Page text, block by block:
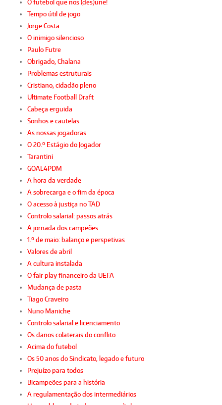
O futebol que nos (des)une!
Tempo útil de jogo
Jorge Costa
O inimigo silencioso
Paulo Futre
Obrigado, Chalana
Problemas estruturais
Cristiano, cidadão pleno
Ultimate Football Draft
Cabeça erguida
Sonhos e cautelas
As nossas jogadoras
O 20.º Estágio do Jogador
Tarantini
GOAL4PDM
A hora da verdade
A sobrecarga e o fim da época
O acesso à justiça no TAD
Controlo salarial: passos atrás
A jornada dos campeões
1.º de maio: balanço e perspetivas
Valores de abril
A cultura instalada
O fair play financeiro da UEFA
Mudança de pasta
Tiago Craveiro
Nuno Maniche
Controlo salarial e licenciamento
Os danos colaterais do conflito
Acima do futebol
Os 50 anos do Sindicato, legado e futuro
Prejuízo para todos
Bicampeões para a história
A regulamentação dos intermediários